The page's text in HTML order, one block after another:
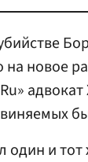
на новое
и тот